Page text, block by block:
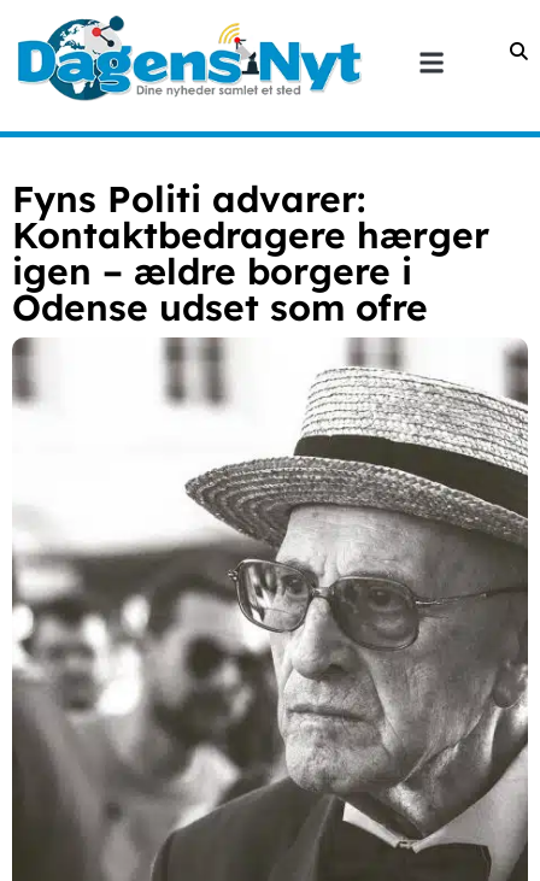
Fyns Politi advarer:
Kontaktbedragere hærger
igen – ældre borgere i
Odense udset som ofre